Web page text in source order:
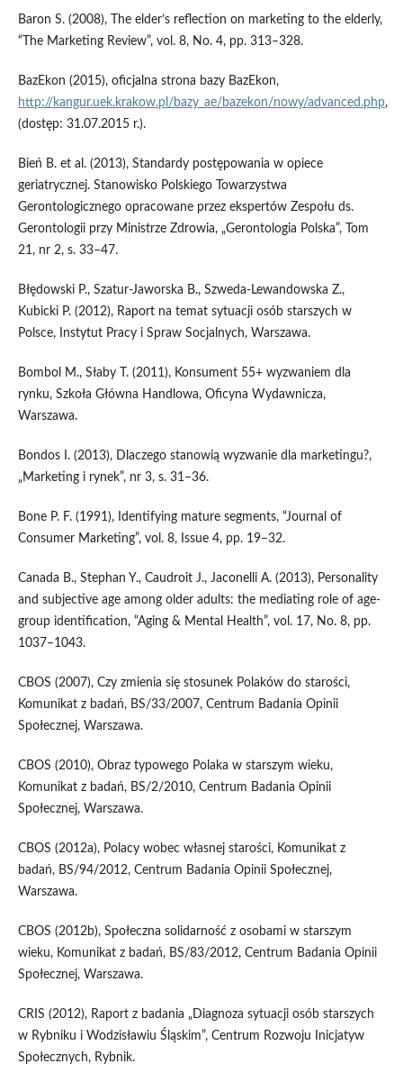
Baron S. (2008), The elder’s reflection on marketing to the elderly,
“The Marketing Review”, vol. 8, No. 4, pp. 313–328.
BazEkon (2015), oficjalna strona bazy BazEkon,
http://kangur.uek.krakow.pl/bazy_ae/bazekon/nowy/advanced.php,
(dostęp: 31.07.2015 r.).
Bień B. et al. (2013), Standardy postępowania w opiece
geriatrycznej. Stanowisko Polskiego Towarzystwa
Gerontologicznego opracowane przez ekspertów Zespołu ds.
Gerontologii przy Ministrze Zdrowia, „Gerontologia Polska”, Tom
21, nr 2, s. 33–47.
Błędowski P., Szatur-Jaworska B., Szweda-Lewandowska Z.,
Kubicki P. (2012), Raport na temat sytuacji osób starszych w
Polsce, Instytut Pracy i Spraw Socjalnych, Warszawa.
Bombol M., Słaby T. (2011), Konsument 55+ wyzwaniem dla
rynku, Szkoła Główna Handlowa, Oficyna Wydawnicza,
Warszawa.
Bondos I. (2013), Dlaczego stanowią wyzwanie dla marketingu?,
„Marketing i rynek”, nr 3, s. 31–36.
Bone P. F. (1991), Identifying mature segments, “Journal of
Consumer Marketing”, vol. 8, Issue 4, pp. 19–32.
Canada B., Stephan Y., Caudroit J., Jaconelli A. (2013), Personality
and subjective age among older adults: the mediating role of age-
group identification, “Aging & Mental Health”, vol. 17, No. 8, pp.
1037–1043.
CBOS (2007), Czy zmienia się stosunek Polaków do starości,
Komunikat z badań, BS/33/2007, Centrum Badania Opinii
Społecznej, Warszawa.
CBOS (2010), Obraz typowego Polaka w starszym wieku,
Komunikat z badań, BS/2/2010, Centrum Badania Opinii
Społecznej, Warszawa.
CBOS (2012a), Polacy wobec własnej starości, Komunikat z
badań, BS/94/2012, Centrum Badania Opinii Społecznej,
Warszawa.
CBOS (2012b), Społeczna solidarność z osobami w starszym
wieku, Komunikat z badań, BS/83/2012, Centrum Badania Opinii
Społecznej, Warszawa.
CRIS (2012), Raport z badania „Diagnoza sytuacji osób starszych
w Rybniku i Wodzisławiu Śląskim”, Centrum Rozwoju Inicjatyw
Społecznych, Rybnik.